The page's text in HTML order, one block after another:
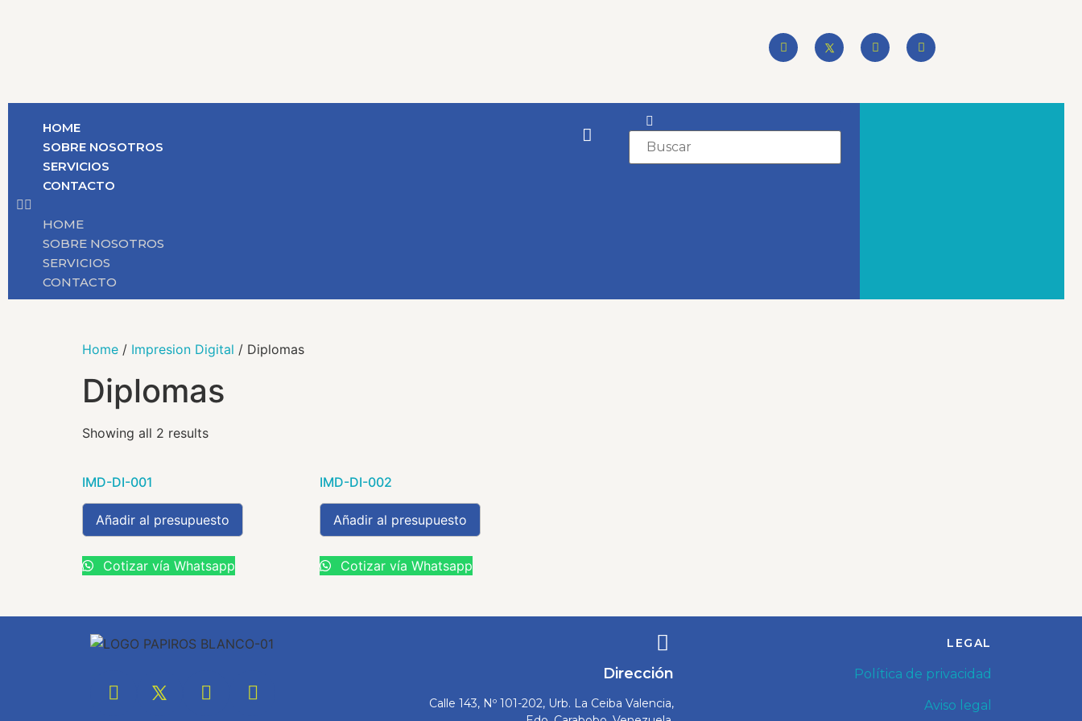
HOME
SOBRE NOSOTROS
SERVICIOS
CONTACTO
HOME
SOBRE NOSOTROS
SERVICIOS
CONTACTO
Home / Impresion Digital / Diplomas
Diplomas
Showing all 2 results
IMD-DI-001
Añadir al presupuesto
Cotizar vía Whatsapp
IMD-DI-002
Añadir al presupuesto
Cotizar vía Whatsapp
Dirección
Calle 143, Nº 101-202, Urb. La Ceiba Valencia,
LEGAL
Política de privacidad
Aviso legal